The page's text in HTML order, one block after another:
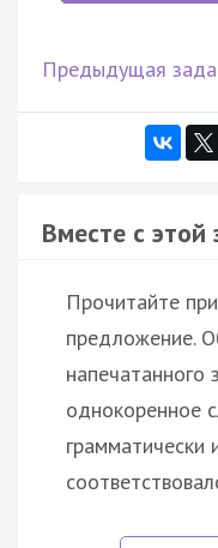
Предыдущая
Вместе с
Прочитайте
предложение.
напечатанного
однокоренное
грамматически